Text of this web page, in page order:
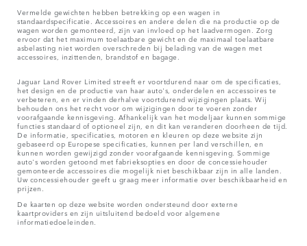
Vermelde gewichten hebben betrekking op een wagen in
standaardspecificatie. Accessoires en andere delen die na productie op de
wagen worden gemonteerd, zijn van invloed op het laadvermogen. Zorg
ervoor dat het maximum toelaatbare gewicht en de maximaal toelaatbare
asbelasting niet worden overschreden bij belading van de wagen met
accessoires, inzittenden, brandstof en bagage.
Jaguar Land Rover Limited streeft er voortdurend naar om de specificaties,
het design en de productie van haar auto's, onderdelen en accessoires te
verbeteren, en er vinden derhalve voortdurend wijzigingen plaats. Wij
behouden ons het recht voor om wijzigingen door te voeren zonder
voorafgaande kennisgeving. Afhankelijk van het modeljaar kunnen sommige
functies standaard of optioneel zijn, en dit kan veranderen doorheen de tijd.
De informatie, specificaties, motoren en kleuren op deze website zijn
gebaseerd op Europese specificaties, kunnen per land verschillen, en
kunnen worden gewijzigd zonder voorafgaande kennisgeving. Sommige
auto's worden getoond met fabrieksopties en door de concessiehouder
gemonteerde accessoires die mogelijk niet beschikbaar zijn in alle landen.
Uw concessiehouder geeft u graag meer informatie over beschikbaarheid en
prijzen.
De kaarten op deze website worden ondersteund door externe
kaartproviders en zijn uitsluitend bedoeld voor algemene
informatiedoeleinden.